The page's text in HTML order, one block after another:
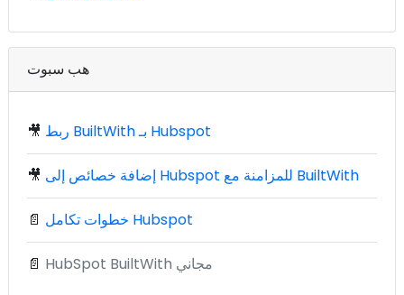
هب سبوت
🎥 ربط BuiltWith بـ Hubspot
🎥 إضافة خصائص إلى Hubspot للمزامنة مع BuiltWith
📄 خطوات تكامل Hubspot
📄 HubSpot BuiltWith مجاني